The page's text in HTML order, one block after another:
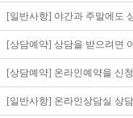
[일반사항] 야간과 주말에도
[상담예약] 상담을 받으려면
[상담예약] 온라인예약을 신
[일반사항] 온라인상담실 상